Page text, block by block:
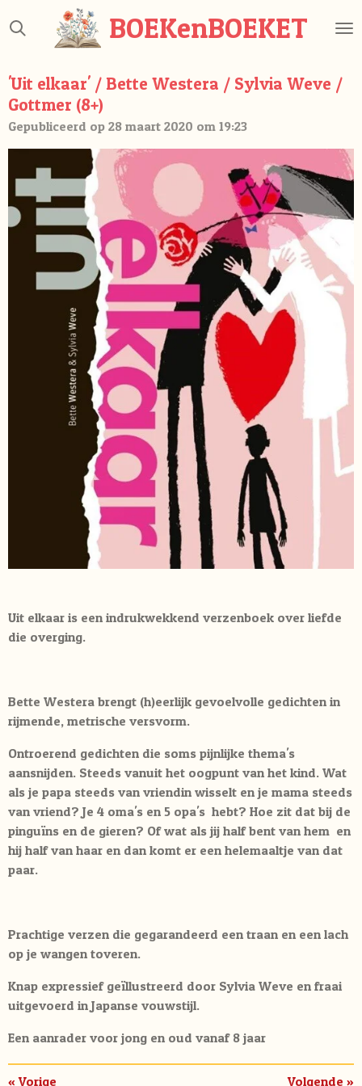
direct
de
hoofdinhoud
BOEKenBOEKET
'Uit elkaar' / Bette Westera / Sylvia Weve /
Gottmer (8+)
Gepubliceerd op 28 maart 2020 om 19:23
Uit elkaar is een indrukwekkend verzenboek over liefde
die overging.
Bette Westera brengt (h)eerlijk gevoelvolle gedichten in
rijmende, metrische versvorm.
Ontroerend gedichten die soms pijnlijke thema's
aansnijden. Steeds vanuit het oogpunt van het kind. Wat
als je papa steeds van vriendin wisselt en je mama steeds
van vriend? Je 4 oma's en 5 opa's hebt? Hoe zit dat bij de
pinguïns en de gieren? Of wat als jij half bent van hem en
hij half van haar en dan komt er een helemaaltje van dat
paar.
Prachtige verzen die gegarandeerd een traan en een lach
op je wangen toveren.
Knap expressief geïllustreerd door Sylvia Weve en fraai
uitgevoerd in Japanse vouwstijl.
Een aanrader voor jong en oud vanaf 8 jaar
«Vorige Volgende »